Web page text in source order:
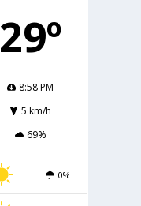
29º
8:58 PM
5 km/h
69%
0%